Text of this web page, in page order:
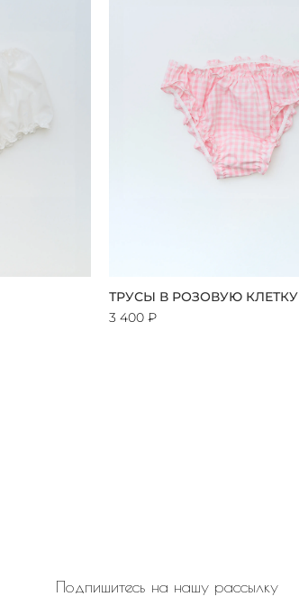
ТРУСЫ В РОЗОВУЮ КЛЕТКУ
3 400 ₽
Подпишитесь на нашу рассылку